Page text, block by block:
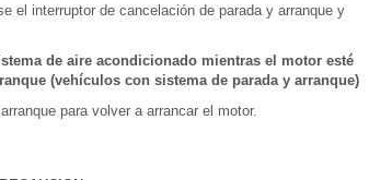
el interruptor de cancelación de parada y arranque y
de aire acondicionado mientras el motor esté
(vehículos con sistema de parada y arranque)
para volver a arrancar el motor.